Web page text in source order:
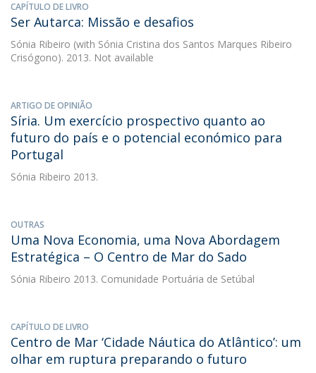
CAPÍTULO DE LIVRO
Ser Autarca: Missão e desafios
Sónia Ribeiro (with Sónia Cristina dos Santos Marques Ribeiro
Crisógono). 2013. Not available
ARTIGO DE OPINIÃO
Síria. Um exercício prospectivo quanto ao
futuro do país e o potencial económico para
Portugal
Sónia Ribeiro 2013.
OUTRAS
Uma Nova Economia, uma Nova Abordagem
Estratégica – O Centro de Mar do Sado
Sónia Ribeiro 2013. Comunidade Portuária de Setúbal
CAPÍTULO DE LIVRO
Centro de Mar ‘Cidade Náutica do Atlântico’: um
olhar em ruptura preparando o futuro